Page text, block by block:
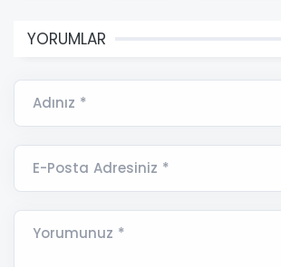
YORUMLAR
Adınız *
E-Posta Adresiniz *
Yorumunuz *